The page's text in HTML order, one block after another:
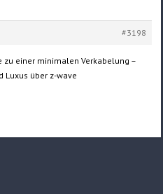
#3198
zu einer minimalen Verkabelung –
Luxus über z-wave